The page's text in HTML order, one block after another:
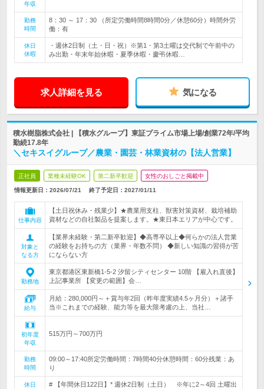
年収
勤務
時間
8：30 ～ 17：30 （所定労働時間8時間0分／休憩60分）時間外労
働：有
休日
休暇
・週休2日制（土・日・祝）※第1・第3土曜は交代制で午前中の
み出勤・年末年始休暇・夏季休暇・慶弔休暇…
求人詳細を見る 気になる
積水樹脂株式会社 | 【積水グループ】東証プライム市場上場/創業72年/平均
勤続17.8年
＼セキスイグループ／農業・園芸・林業資材の【法人営業】
正社員 業種未経験OK 第二新卒歓迎 女性のおしごと掲載中
情報更新日：2026/07/21 終了予定日： 2027/01/11
仕事内容
【土日祝休み・残業少】★農業用支柱、獣害対策資材、栽培補助
資材などの自社製品を提案します。★東日本エリアが中心です。
対象と
なる方
【業界未経験・第二新卒歓迎】◆高専卒以上◆何らかの法人営業
の経験をお持ちの方（業界・年数不問） ◆新しい知識の習得が苦
にならない方
勤務地
東京都港区東新橋1-5-2 汐留シティセンター 10階 【雇入れ直後】
上記事業所 【変更の範囲】会…
給与
月給：280,000円～＋賞与年2回（昨年度実績4.5ヶ月分）＋諸手
当※これまでの経験、能力等を最大限考慮の上、当社…
初年度
年収
515万円～700万円
勤務
時間
09:00～17:40所定労働時間：7時間40分休憩時間：60分残業：あ
り
休日
# 【年間休日122日】* 週休2日制（土日） ※年に2～4回 土曜出